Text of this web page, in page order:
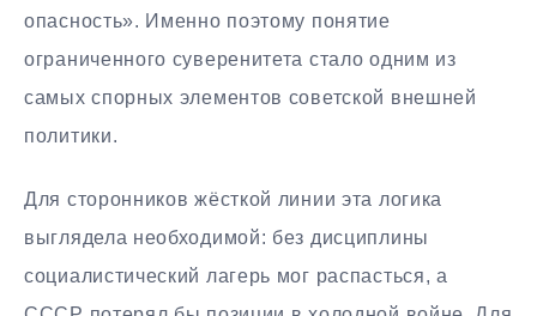
опасность». Именно поэтому понятие
ограниченного суверенитета стало одним из
самых спорных элементов советской внешней
политики.
Для сторонников жёсткой линии эта логика
выглядела необходимой: без дисциплины
социалистический лагерь мог распасться, а